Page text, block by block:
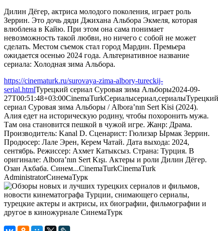
Дилин Дёгер, актриса молодого поколения, играет роль
Зеррин. Это дочь дяди Джихана Альбора Экмеля, которая
влюблена в Кайю. При этом она сама понимает
невозможность такой любви, но ничего с собой не может
сделать. Местом съемок стал город Мардин. Премьера
ожидается осенью 2024 года. Альтернативное название
сериала: Холодная зима Альбора.
https://cinematurk.ru/surovaya-zima-albory-tureckij-
serial.htmlТурецкий сериал Суровая зима Альборы2024-09-
27T00:51:48+03:00CinemaTurkСериалысериал,сериалыТурецкий
сериал Суровая зима Альборы / Albora’nın Sert Kisi (2024).
Алия едет на историческую родину, чтобы похоронить мужа.
Там она становится пешкой в чужой игре. Жанр: Драма.
Производитель: Kanal D. Сценарист: Гюлизар Ырмак Зеррин.
Продюсер: Лале Эрен, Керем Чатай. Дата выхода: 2024,
сентябрь. Режиссер: Ахмет Катыксыз. Страна: Турция. В
оригинале: Albora’nın Sert Kışı. Актеры и роли Дилин Дёгер.
Озан Акбаба. Синем...CinemaTurkCinemaTurk
AdministratorСинемаТурк